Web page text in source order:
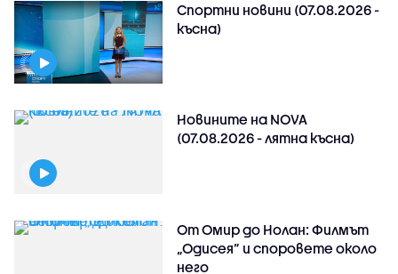
Спортни новини (07.08.2026 -
късна)
Новините на NOVA
(07.08.2026 - лятна късна)
От Омир до Нолан: Филмът
„Одисея” и споровете около
него